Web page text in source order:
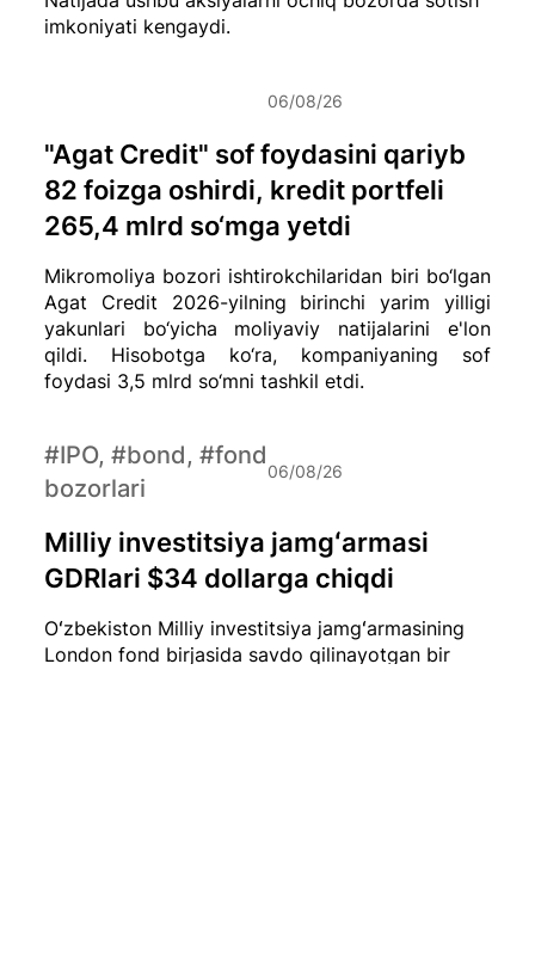
imkoniyati kengaydi.
Mikromoliya bozori ishtirokchilaridan biri bo‘lgan
Agat Credit 2026-yilning birinchi yarim yilligi
yakunlari bo‘yicha moliyaviy natijalarini e'lon
qildi. Hisobotga ko‘ra, kompaniyaning sof
foydasi 3,5 mlrd so‘mni tashkil etdi.
"Agat Credit" sof foydasini qariyb
82 foizga oshirdi, kredit portfeli
265,4 mlrd so‘mga yetdi
06/08/26
Oʻzbekiston Milliy investitsiya jamgʻarmasining
London fond birjasida savdo qilinayotgan bir
Milliy investitsiya jamgʻarmasi
GDRlari $34 dollarga chiqdi
#IPO, #bond, #fond
bozorlari
06/08/26